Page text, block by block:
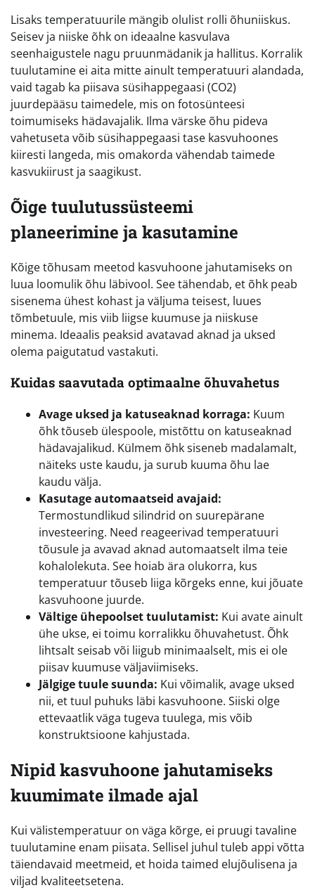
Lisaks temperatuurile mängib olulist rolli õhuniiskus.
Seisev ja niiske õhk on ideaalne kasvulava
seenhaigustele nagu pruunmädanik ja hallitus. Korralik
tuulutamine ei aita mitte ainult temperatuuri alandada,
vaid tagab ka piisava süsihappegaasi (CO2)
juurdepääsu taimedele, mis on fotosünteesi
toimumiseks hädavajalik. Ilma värske õhu pideva
vahetuseta võib süsihappegaasi tase kasvuhoones
kiiresti langeda, mis omakorda vähendab taimede
kasvukiirust ja saagikust.
Õige tuulutussüsteemi
planeerimine ja kasutamine
Kõige tõhusam meetod kasvuhoone jahutamiseks on
luua loomulik õhu läbivool. See tähendab, et õhk peab
sisenema ühest kohast ja väljuma teisest, luues
tõmbetuule, mis viib liigse kuumuse ja niiskuse
minema. Ideaalis peaksid avatavad aknad ja uksed
olema paigutatud vastakuti.
Kuidas saavutada optimaalne õhuvahetus
Avage uksed ja katuseaknad korraga: Kuum
õhk tõuseb ülespoole, mistõttu on katuseaknad
hädavajalikud. Külmem õhk siseneb madalamalt,
näiteks uste kaudu, ja surub kuuma õhu lae
kaudu välja.
Kasutage automaatseid avajaid:
Termostundlikud silindrid on suurepärane
investeering. Need reageerivad temperatuuri
tõusule ja avavad aknad automaatselt ilma teie
kohalolekuta. See hoiab ära olukorra, kus
temperatuur tõuseb liiga kõrgeks enne, kui jõuate
kasvuhoone juurde.
Vältige ühepoolset tuulutamist: Kui avate ainult
ühe ukse, ei toimu korralikku õhuvahetust. Õhk
lihtsalt seisab või liigub minimaalselt, mis ei ole
piisav kuumuse väljaviimiseks.
Jälgige tuule suunda: Kui võimalik, avage uksed
nii, et tuul puhuks läbi kasvuhoone. Siiski olge
ettevaatlik väga tugeva tuulega, mis võib
konstruktsioone kahjustada.
Nipid kasvuhoone jahutamiseks
kuumimate ilmade ajal
Kui välistemperatuur on väga kõrge, ei pruugi tavaline
tuulutamine enam piisata. Sellisel juhul tuleb appi võtta
täiendavaid meetmeid, et hoida taimed elujõulisena ja
viljad kvaliteetsetena.